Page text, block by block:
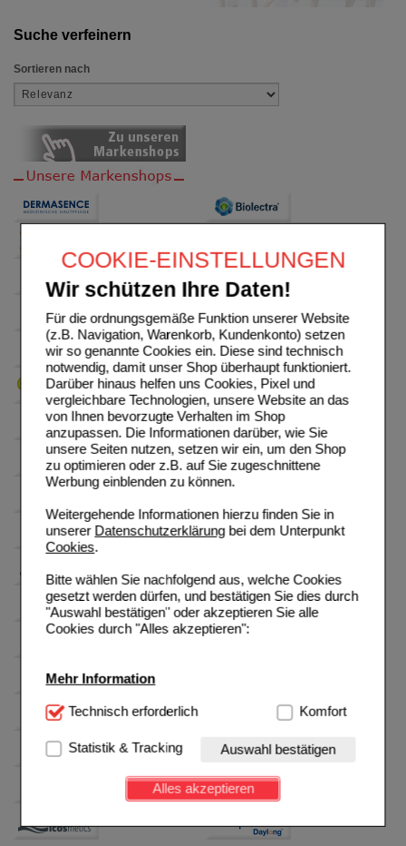
COOKIE-EINSTELLUNGEN
Wir schützen Ihre Daten!
Für die ordnungsgemäße Funktion unserer Website
(z.B. Navigation, Warenkorb, Kundenkonto) setzen
wir so genannte Cookies ein. Diese sind technisch
notwendig, damit unser Shop überhaupt funktioniert.
Darüber hinaus helfen uns Cookies, Pixel und
vergleichbare Technologien, unsere Website an das
von Ihnen bevorzugte Verhalten im Shop
anzupassen. Die Informationen darüber, wie Sie
unsere Seiten nutzen, setzen wir ein, um den Shop
zu optimieren oder z.B. auf Sie zugeschnittene
Werbung einblenden zu können.
Weitergehende Informationen hierzu finden Sie in
unserer Datenschutzerklärungbei dem Unterpunkt
Cookies.
Bitte wählen Sie nachfolgend aus, welche Cookies
gesetzt werden dürfen, und bestätigen Sie dies durch
"Auswahl bestätigen" oder akzeptieren Sie alle
Cookies durch "Alles akzeptieren":
Mehr Information
Technisch Notwendig:Hierbei handelt es sich um
Website notwendig sind (z.B. Navigation, Warenkorb,
Kundenkonto), weshalb auf diese nicht verzichtet
werden kann.
Einkaufserlebnis noch ansprechender zu gestalten,
Technisch erforderlich Komfort
Statistik & Tracking Auswahl bestätigen
Alles akzeptieren
Suche verfeinern
Sortieren nach